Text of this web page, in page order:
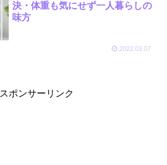
決・体重も気にせず一人暮らしの
味方
2022.03.07
スポンサーリンク